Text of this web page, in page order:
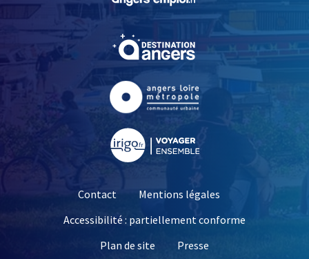
, Ouvre une nouvelle
, Ouvre une nouvelle
Contact
Mentions légales
Accessibilité : partiellement conforme
Plan de site
Presse